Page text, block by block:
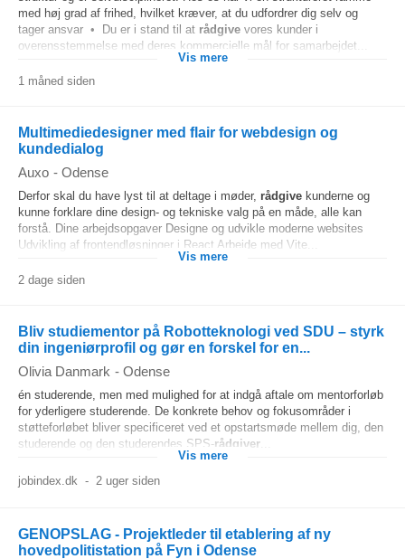
med høj grad af frihed, hvilket kræver, at du udfordrer dig selv og
tager ansvar • Du er i stand til at rådgive vores kunder i
overensstemmelse med deres kommercielle mål for samarbejdet...
Vis mere
1 måned siden
Multimediedesigner med flair for webdesign og
kundedialog
Auxo - Odense
Derfor skal du have lyst til at deltage i møder, rådgive kunderne og
kunne forklare dine design- og tekniske valg på en måde, alle kan
forstå. Dine arbejdsopgaver Designe og udvikle moderne websites
Udvikling af frontendløsninger i React Arbejde med Vite...
Vis mere
2 dage siden
Bliv studiementor på Robotteknologi ved SDU – styrk
din ingeniørprofil og gør en forskel for en...
Olivia Danmark - Odense
én studerende, men med mulighed for at indgå aftale om mentorforløb
for yderligere studerende. De konkrete behov og fokusområder i
støtteforløbet bliver specificeret ved et opstartsmøde mellem dig, den
studerende og den studerendes SPS-rådgiver
Vis mere
jobindex.dk - 2 uger siden
GENOPSLAG - Projektleder til etablering af ny
hovedpolitistation på Fyn i Odense